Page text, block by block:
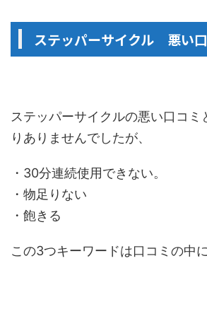
ステッパーサイクル 悪い
ステッパーサイクルの悪い口コミ
りありませんでしたが、
・30分連続使用できない。
・物足りない
・飽きる
この3つキーワードは口コミの中